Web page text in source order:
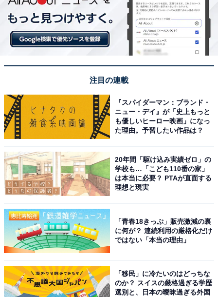
注目の連載
『スパイダーマン：ブランド・
ニュー・デイ』が「史上もっと
も優しいヒーロー映画」になっ
た理由。予習したい作品は？
20年間「駆け込み実績ゼロ」の
学校も…「こども110番の家」
は本当に必要？ PTAが直面する
理想と現実
「青春18きっぷ」販売激減の裏
に何が？ 連続利用の厳格化だけ
ではない「本当の理由」
「移民」に冷たいのはどっちな
のか？ スイスの厳格過ぎる学歴
選別と、日本の曖昧過ぎる外国